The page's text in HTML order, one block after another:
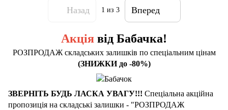
Назад 1 из 3 Вперед
Акція від Бабачка!
РОЗПРОДАЖ складських залишків по спеціальним цінам
(ЗНИЖКИ до -80%)
ЗВЕРНІТЬ БУДЬ ЛАСКА УВАГУ!!! Cпеціальна акційна
пропозиція на складські залишки - "РОЗПРОДАЖ